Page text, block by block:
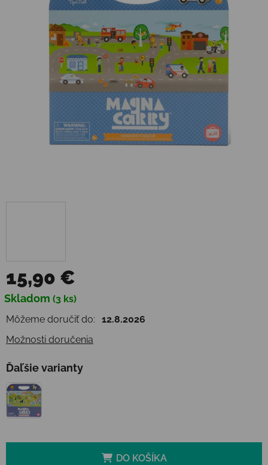
15,90 €
Jednotková cena:
Skladom (3 ks)
Môžeme doručiť do:
12.8.2026
Možnosti doručenia
Ďaľšie varianty
DO KOŠÍKA